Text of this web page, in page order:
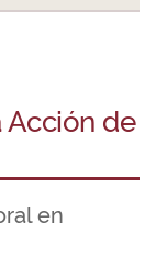
Acción de
en